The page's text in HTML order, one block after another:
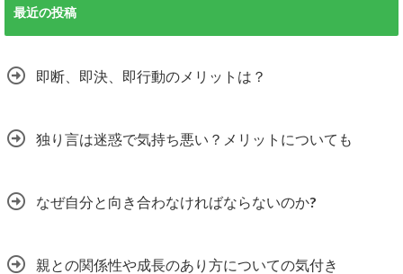
最近の投稿
即断、即決、即行動のメリットは？
独り言は迷惑で気持ち悪い？メリットについても
なぜ自分と向き合わなければならないのか?
親との関係性や成長のあり方についての気付き